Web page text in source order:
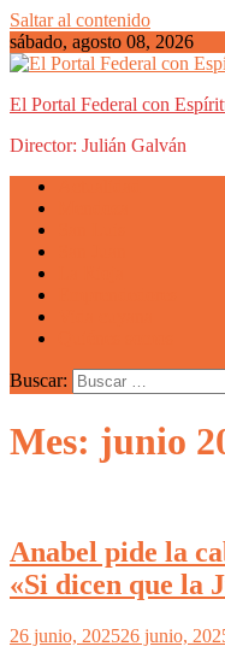
Saltar al contenido
sábado, agosto 08, 2026
El Portal Federal con
Director: Julián Galván
Buscar:
Mes: junio
Anabel pide la
«Si dicen que la
26 junio, 202526 junio,